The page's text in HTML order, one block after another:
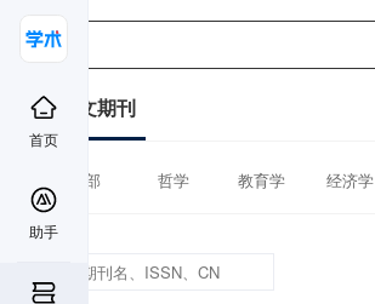
首页
助手
中文期刊
全部 哲学 教育学 经济学